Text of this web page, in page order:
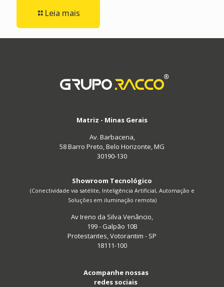
Leia mais
Matriz - Minas Gerais
Av. Barbacena,
58 Barro Preto, Belo Horizonte, MG
30190-130
Showroom Tecnológico
(Conectividade via satélite, Inteligência Artificial, Automação e
Soluções em iluminação remota)
Av Ireno da Silva Venâncio,
199 - Galpão 10B
Protestantes, Votorantim - SP
18111-100
Acompanhe nossas
redes sociais